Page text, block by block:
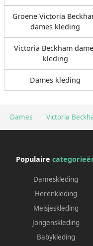
Dames Victoria
Groene Victoria
dames kleding
Victoria Beckham
kleding
Dames kleding
Populaire
Dameskleding
Herenkleding
Meisjeskleding
Jongenskleding
Babykleding